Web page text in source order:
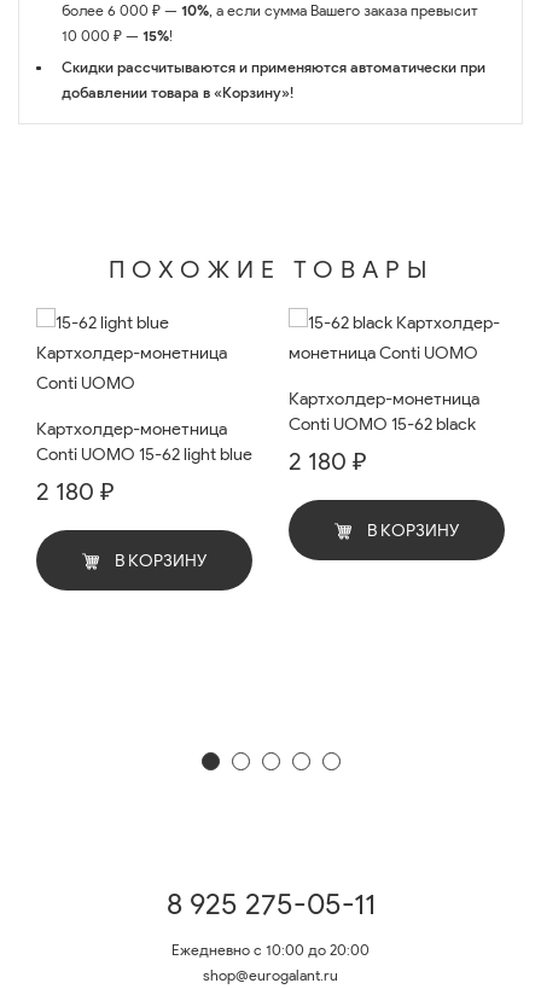
более 6 000 ₽ — 10%, а если сумма Вашего заказа превысит
10 000 ₽ — 15%!
Скидки рассчитываются и применяются автоматически при
добавлении товара в «Корзину»!
ПОХОЖИЕ ТОВАРЫ
Картхолдер-монетница
Conti UOMO 15-62 light blue
2 180 ₽
В КОРЗИНУ
Картхолдер-монетница
Conti UOMO 15-62 black
2 180 ₽
В КОРЗИНУ
8 925 275-05-11
Ежедневно с 10:00 до 20:00
shop@eurogalant.ru